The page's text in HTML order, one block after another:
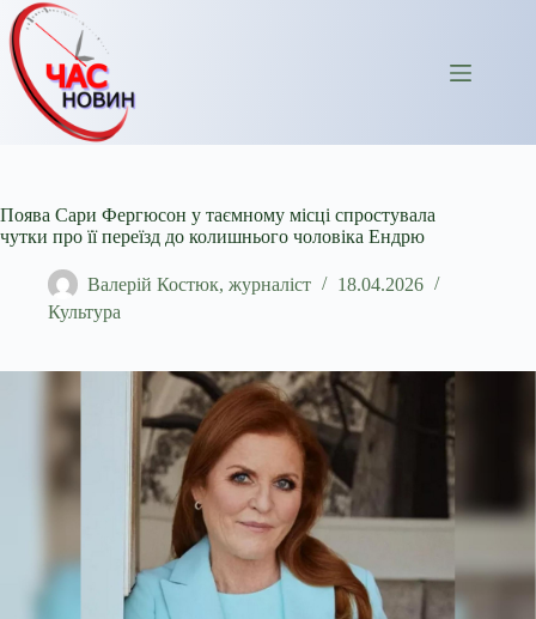
Перейти
до
вмісту
Поява Сари Фергюсон у таємному місці спростувала
чутки про її переїзд до колишнього чоловіка Ендрю
Валерій Костюк, журналіст
18.04.2026
Культура